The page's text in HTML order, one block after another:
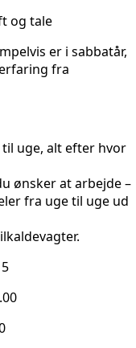
og tale
er i sabbatår,
fra
uge, alt efter hvor
ønsker at arbejde –
fra uge til uge ud